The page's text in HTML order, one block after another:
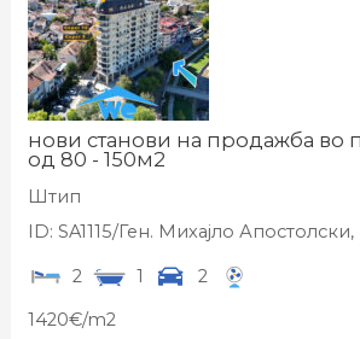
нови станови на продажба во
од 80 - 150м2
Штип
ID: SA1115/Ген. Михајло Апостолски,
2 1 2
1420€/m2